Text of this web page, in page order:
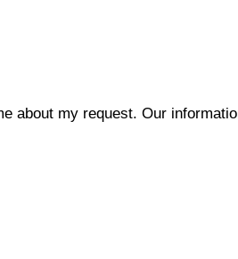
about my request. Our